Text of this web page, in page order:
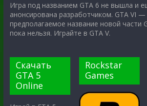
Игра под названием GTA 6 не вышла и
анонсирована разработчиком. GTA VI —
предполагаемое название новой части
пока нельзя. Играйте в GTA V.
Скачать
GTA 5
Online
Rockstar
Games